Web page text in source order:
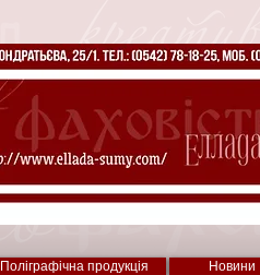
Поліграфічна продукція Новини